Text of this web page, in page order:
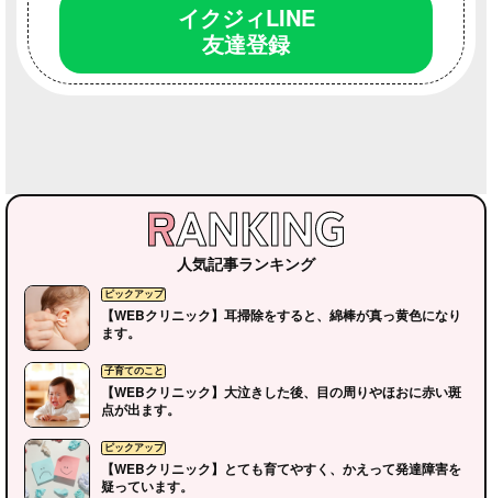
イクジィの部屋 地元のこと
イクジィLINE
友達登録
人気記事ランキング
【WEBクリニック】耳掃除をすると、綿棒が真っ黄色になり
ます。
【WEBクリニック】大泣きした後、目の周りやほおに赤い斑
点が出ます。
【WEBクリニック】とても育てやすく、かえって発達障害を
疑っています。